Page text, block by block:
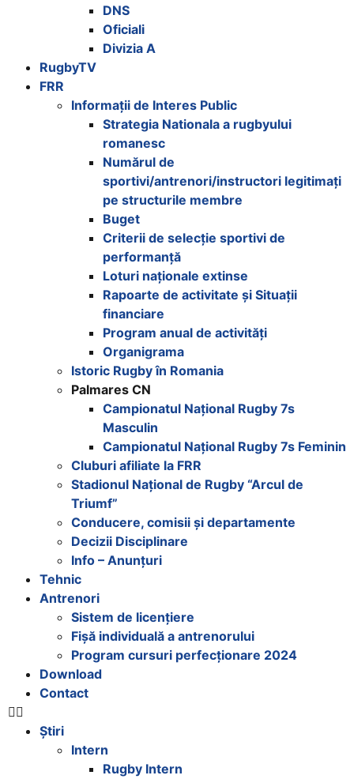
DNS
Oficiali
Divizia A
RugbyTV
FRR
Informații de Interes Public
Strategia Nationala a rugbyului
romanesc
Numărul de
sportivi/antrenori/instructori legitimați
pe structurile membre
Buget
Criterii de selecție sportivi de
performanță
Loturi naționale extinse
Rapoarte de activitate și Situații
financiare
Program anual de activități
Organigrama
Istoric Rugby în Romania
Palmares CN
Campionatul Național Rugby 7s
Masculin
Campionatul Național Rugby 7s Feminin
Cluburi afiliate la FRR
Stadionul Național de Rugby “Arcul de
Triumf”
Conducere, comisii și departamente
Decizii Disciplinare
Info – Anunțuri
Tehnic
Antrenori
Sistem de licențiere
Fișă individuală a antrenorului
Program cursuri perfecționare 2024
Download
Contact
Știri
Intern
Rugby Intern